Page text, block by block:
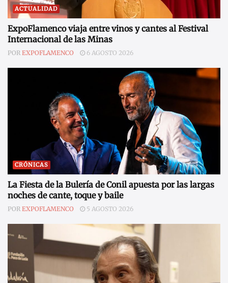
ACTUALIDAD
ExpoFlamenco viaja entre vinos y cantes al Festival
Internacional de las Minas
POR EXPOFLAMENCO 6 AGOSTO 2026
CRÓNICAS
La Fiesta de la Bulería de Conil apuesta por las largas
noches de cante, toque y baile
POR EXPOFLAMENCO 5 AGOSTO 2026